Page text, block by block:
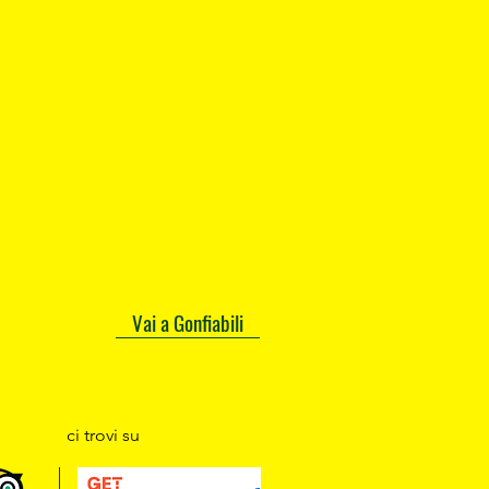
Vai a Gonfiabili
ci trovi su